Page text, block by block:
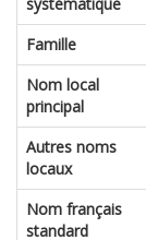
Famille
Nom local
principal
Autres noms
locaux
Nom français
standard